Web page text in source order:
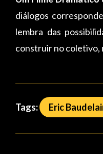
diálogos
lembra das
construir no coletivo,
Tags: Eric